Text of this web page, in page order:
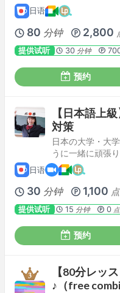
日语
80 分钟 2,800
提供试听 30 分钟
预约
【日本語上
対策
日本の大学・大
うに一緒に頑張
日语
30 分钟 1,100 点
提供试听 15 分钟 0点
预约
【80分レッ
♪（free